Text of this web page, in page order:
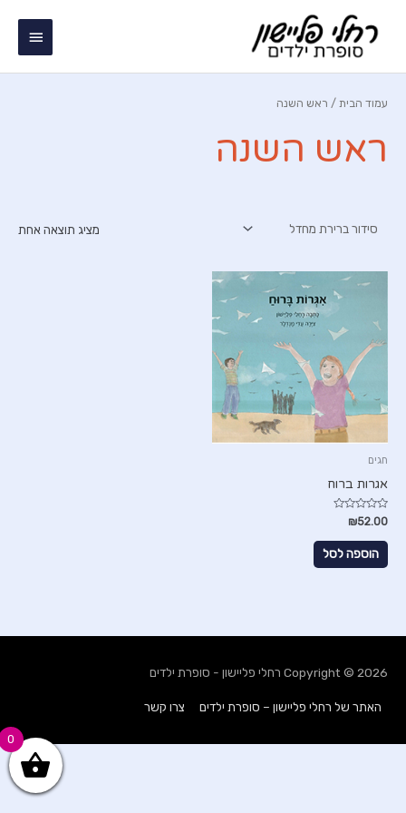
תפריט
עמוד הבית / ראש השנה
ראש השנה
מציג תוצאה אחת
חגים
אגרות ברוח
דורג
0
מתוך
₪52.00
הוספה לסל
Copyright © 2026 רחלי פליישון - סופרת ילדים
האתר של רחלי פליישון – סופרת ילדים צרו קשר
0